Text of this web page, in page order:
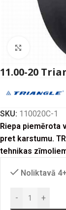
Click to
11.00-20
SKU: 110020C-1
Riepa piemērota
pret karstumu.
tehnikas
Noliktavā 4+
- +